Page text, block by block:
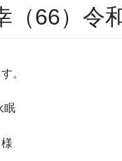
66）令
。
眠